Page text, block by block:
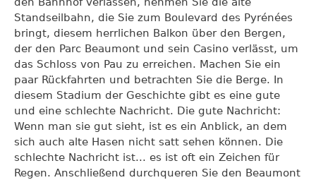
Standseilbahn, die Sie zum Boulevard des Pyrénées
bringt, diesem herrlichen Balkon über den Bergen,
der den Parc Beaumont und sein Casino verlässt, um
das Schloss von Pau zu erreichen. Machen Sie ein
paar Rückfahrten und betrachten Sie die Berge. In
diesem Stadium der Geschichte gibt es eine gute
und eine schlechte Nachricht. Die gute Nachricht:
Wenn man sie gut sieht, ist es ein Anblick, an dem
sich auch alte Hasen nicht satt sehen können. Die
schlechte Nachricht ist... es ist oft ein Zeichen für
Regen. Anschließend durchqueren Sie den Beaumont